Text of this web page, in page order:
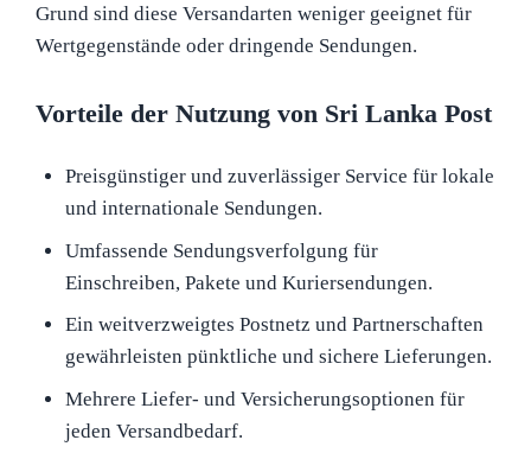
Grund sind diese Versandarten weniger geeignet für
Wertgegenstände oder dringende Sendungen.
Vorteile der Nutzung von Sri Lanka Post
Preisgünstiger und zuverlässiger Service für lokale
und internationale Sendungen.
Umfassende Sendungsverfolgung für
Einschreiben, Pakete und Kuriersendungen.
Ein weitverzweigtes Postnetz und Partnerschaften
gewährleisten pünktliche und sichere Lieferungen.
Mehrere Liefer- und Versicherungsoptionen für
jeden Versandbedarf.